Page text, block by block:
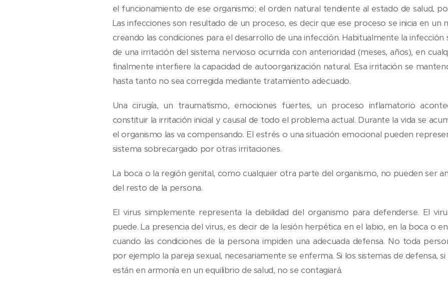
el funcionamiento de ese organismo; el orden natural tendiente al estado de salud,
Las infecciones son resultado de un proceso, es decir que ese proceso se inicia en un
creando las condiciones para el desarrollo de una infección. Habitualmente la infección
de una irritación del sistema nervioso ocurrida con anterioridad (meses, años), en
finalmente interfiere la capacidad de autoorganización natural. Esa irritación se
hasta tanto no sea corregida mediante tratamiento adecuado.
Una cirugía, un traumatismo, emociones fuertes, un proceso inflamatorio
constituir la irritación inicial y causal de todo el problema actual. Durante la vida se
el organismo las va compensando. El estrés o una situación emocional pueden
sistema sobrecargado por otras irritaciones.
La boca o la región genital, como cualquier otra parte del organismo, no pueden ser
del resto de la persona.
El virus simplemente representa la debilidad del organismo para defenderse. El
puede. La presencia del virus, es decir de la lesión herpética en el labio, en la boca o
cuando las condiciones de la persona impiden una adecuada defensa. No toda
por ejemplo la pareja sexual, necesariamente se enferma. Si los sistemas de defensa,
están en armonía en un equilibrio de salud, no se contagiará.